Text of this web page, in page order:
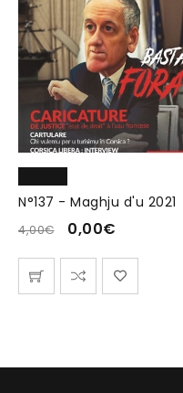
N°137 - Maghju d'u 2021
4,00€ 0,00€